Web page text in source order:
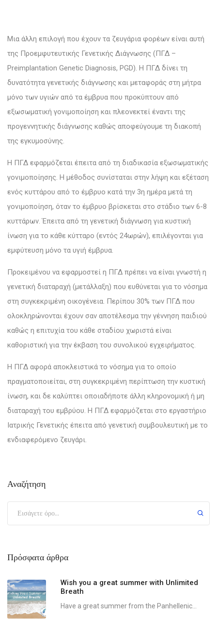
Μια άλλη επιλογή που έχουν τα ζευγάρια φορέων είναι αυτή
της Προεμφυτευτικής Γενετικής Διάγνωσης (ΠΓΔ –
Preimplantation Genetic Diagnosis, PGD). Η ΠΓΔ δίνει τη
δυνατότητα γενετικής διάγνωσης και μεταφοράς στη μήτρα
μόνο των υγιών από τα έμβρυα που προκύπτουν από
εξωσωματική γονιμοποίηση και πλεονεκτεί έναντι της
προγεννητικής διάγνωσης καθώς αποφεύγουμε τη διακοπή
της εγκυμοσύνης.
Η ΠΓΔ εφαρμόζεται έπειτα από τη διαδικασία εξωσωματικής
γονιμοποίησης. Η μέθοδος συνίσταται στην λήψη και εξέταση
ενός κυττάρου από το έμβρυο κατά την 3η ημέρα μετά τη
γονιμοποίηση, όταν το έμβρυο βρίσκεται στο στάδιο των 6-8
κυττάρων. Έπειτα από τη γενετική διάγνωση για κυστική
ίνωση για το κάθε κύτταρο (εντός 24ωρών), επιλέγονται για
εμφύτευση μόνο τα υγιή έμβρυα.
Προκειμένου να εφαρμοστεί η ΠΓΔ πρέπει να είναι γνωστή η
γενετική διαταραχή (μετάλλαξη) που ευθύνεται για το νόσημα
στη συγκεκριμένη οικογένεια. Περίπου 30% των ΠΓΔ που
ολοκληρώνονται έχουν σαν αποτέλεσμα την γέννηση παιδιού
καθώς η επιτυχία του κάθε σταδίου χωριστά είναι
καθοριστική για την έκβαση του συνολικού εγχειρήματος.
Η ΠΓΔ αφορά αποκλειστικά το νόσημα για το οποίο
πραγματοποιείται, στη συγκεκριμένη περίπτωση την κυστική
ίνωση, και δε καλύπτει οποιαδήποτε άλλη κληρονομική ή μη
διαταραχή του εμβρύου. Η ΠΓΔ εφαρμόζεται στο εργαστήριο
Ιατρικής Γενετικής έπειτα από γενετική συμβουλευτική με το
ενδιαφερόμενο ζευγάρι.
Αναζήτηση
Πρόσφατα άρθρα
Wish you a great summer with Unlimited
Breath
Have a great summer from the Panhellenic...